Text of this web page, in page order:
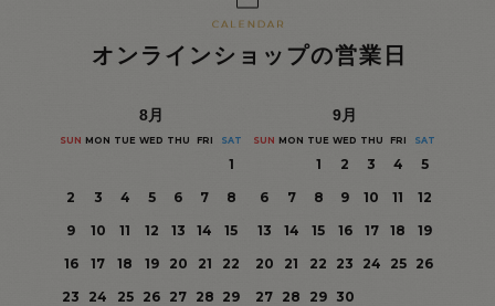
オンラインショップの営業日
8月
SUN MON TUE WED THU FRI SAT
1
2
3 4 5 6 7
8
9
10 11 12 13 14
15
16
17 18 19 20 21
22
23
24 25 26 27 28 29
9月
SUN MON TUE WED THU FRI SAT
1 2 3 4
5
6
7 8 9 10 11
12
13
14 15 16 17 18
19
20
21 22 23 24 25
26
27 28 29 30